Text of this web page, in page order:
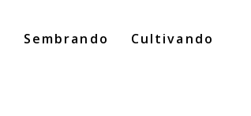
Sembrando Cultivando